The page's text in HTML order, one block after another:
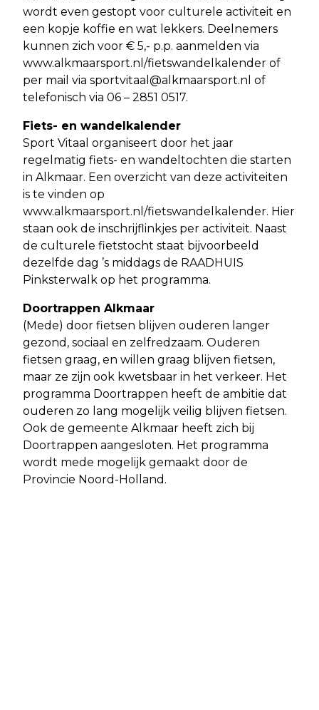
wordt even gestopt voor culturele activiteit en
een kopje koffie en wat lekkers. Deelnemers
kunnen zich voor € 5,- p.p. aanmelden via
www.alkmaarsport.nl/fietswandelkalender of
per mail via sportvitaal@alkmaarsport.nl of
telefonisch via 06 – 2851 0517.
Fiets- en wandelkalender
Sport Vitaal organiseert door het jaar
regelmatig fiets- en wandeltochten die starten
in Alkmaar. Een overzicht van deze activiteiten
is te vinden op
www.alkmaarsport.nl/fietswandelkalender. Hier
staan ook de inschrijflinkjes per activiteit. Naast
de culturele fietstocht staat bijvoorbeeld
dezelfde dag ’s middags de RAADHUIS
Pinksterwalk op het programma.
Doortrappen Alkmaar
(Mede) door fietsen blijven ouderen langer
gezond, sociaal en zelfredzaam. Ouderen
fietsen graag, en willen graag blijven fietsen,
maar ze zijn ook kwetsbaar in het verkeer. Het
programma Doortrappen heeft de ambitie dat
ouderen zo lang mogelijk veilig blijven fietsen.
Ook de gemeente Alkmaar heeft zich bij
Doortrappen aangesloten. Het programma
wordt mede mogelijk gemaakt door de
Provincie Noord-Holland.